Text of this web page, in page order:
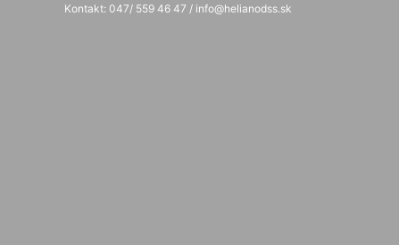
Kontakt: 047/ 559 46 47 / info@helianodss.sk